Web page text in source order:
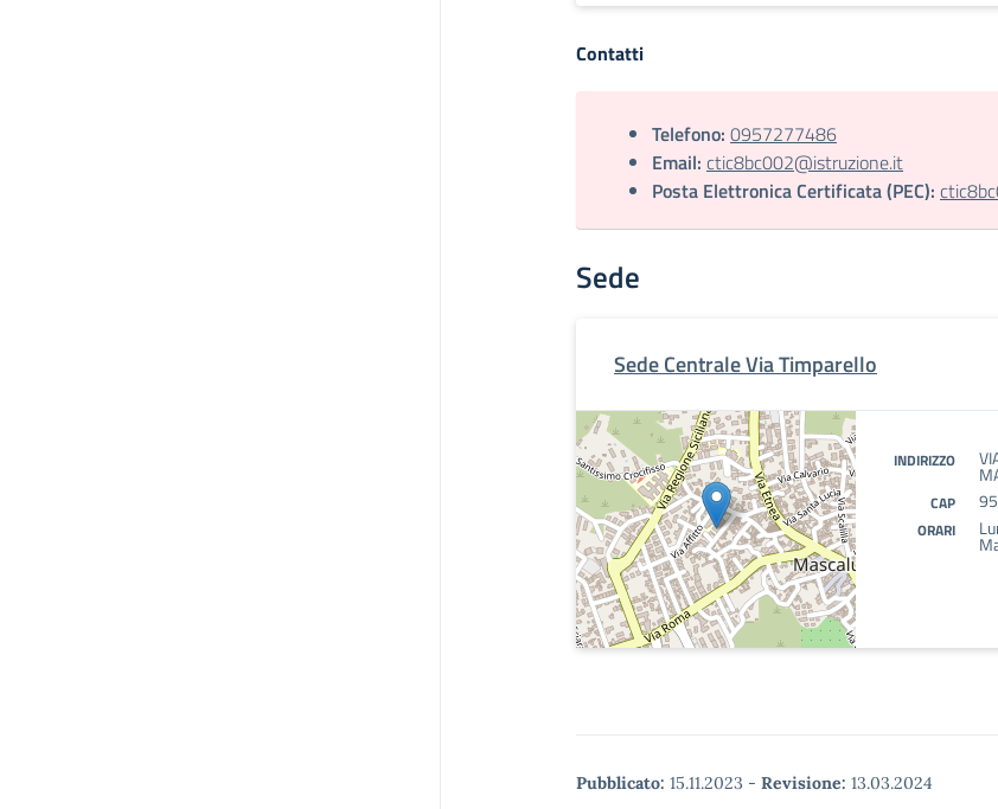
Contatti
Telefono: 0957277486
Email: ctic8bc002@istruzione.it
Posta Elettronica Certificata (PEC):
Sede
Sede Centrale Via Timparello
INDIRIZZO
CAP
ORARI
Pubblicato: 15.11.2023 - Revisione: 13.03.2024